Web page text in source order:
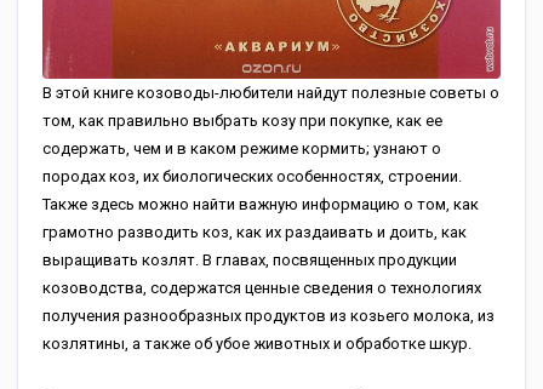
В этой книге козоводы-любители найдут полезные советы о
том, как правильно выбрать козу при покупке, как ее
содержать, чем и в каком режиме кормить; узнают о
породах коз, их биологических особенностях, строении.
Также здесь можно найти важную информацию о том, как
грамотно разводить коз, как их раздаивать и доить, как
выращивать козлят. В главах, посвященных продукции
козоводства, содержатся ценные сведения о технологиях
получения разнообразных продуктов из козьего молока, из
козлятины, а также об убое животных и обработке шкур.